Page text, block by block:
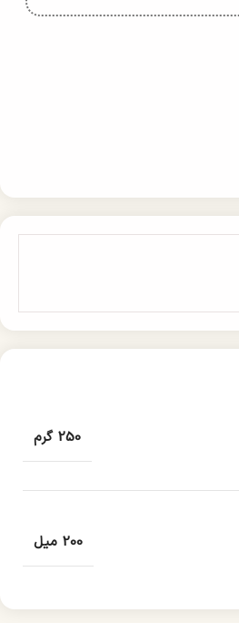
250 گرم
200 میل